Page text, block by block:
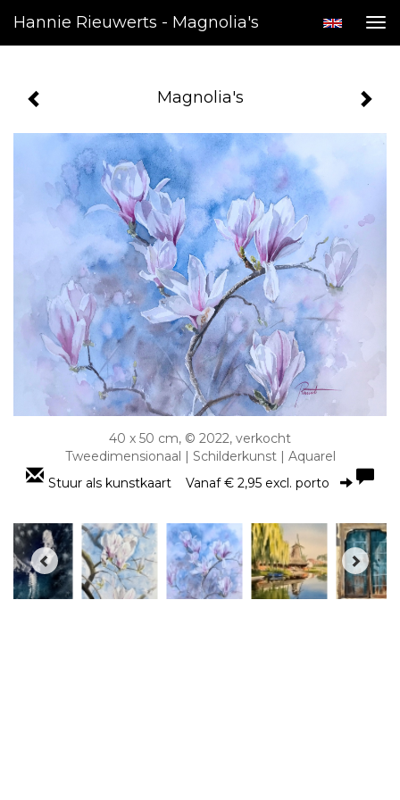
Hannie Rieuwerts - Magnolia's
Magnolia's
40 x 50 cm, © 2022, verkocht
Tweedimensionaal | Schilderkunst | Aquarel
Stuur als kunstkaart Vanaf € 2,95 excl. porto